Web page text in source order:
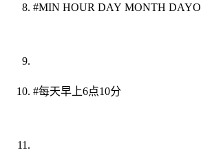
#MIN HOUR DAY MONTH
#每天早上6点10分